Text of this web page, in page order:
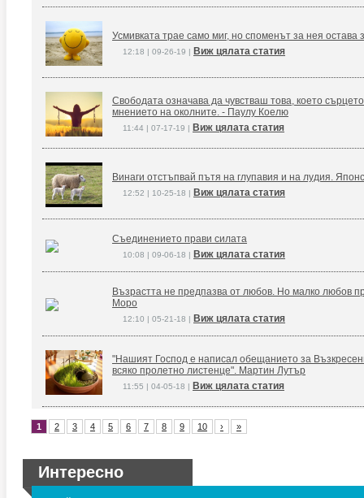
Усмивката трае само миг, но споменът за нея остава
12:18 | 09-26-19 | Виж цялата статия
Свободата означава да чувстваш това, което
мнението на околните. - Паулу Коелю
11:44 | 07-17-19 | Виж цялата статия
Винаги отстъпвай пътя на глупавия и на лудия.
12:52 | 10-25-18 | Виж цялата статия
Съединението прави силата
10:08 | 09-06-18 | Виж цялата статия
Възрастта не предпазва от любов. Но малко любов
Моро
12:10 | 05-21-18 | Виж цялата статия
"Нашият Господ е написал обещанието за
всяко пролетно листенце". Мартин Лутър
11:55 | 04-05-18 | Виж цялата статия
1 2 3 4 5 6 7 8 9 10 › »
Интересно